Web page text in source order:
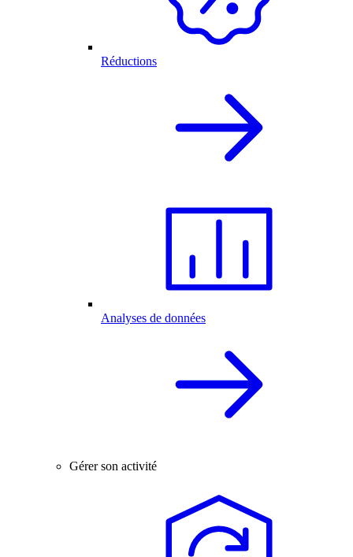
Réductions
Analyses de données
Gérer son activité